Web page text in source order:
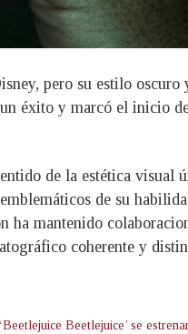
pero su estilo oscuro
éxito y marcó el inicio
de la estética visual
de su
ha mantenido
coherente y
‘Beetlejuice Beetlejuice’ se